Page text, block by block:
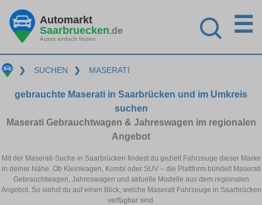
Automarkt
Saarbruecken.de
Autos einfach finden
☰
❯ SUCHEN ❯ MASERATI
gebrauchte Maserati in Saarbrücken und im Umkreis
suchen
Maserati Gebrauchtwagen & Jahreswagen im regionalen
Angebot
Mit der Maserati-Suche in Saarbrücken findest du gezielt Fahrzeuge dieser Marke
in deiner Nähe. Ob Kleinwagen, Kombi oder SUV – die Plattform bündelt Maserati
Gebrauchtwagen, Jahreswagen und aktuelle Modelle aus dem regionalen
Angebot. So siehst du auf einen Blick, welche Maserati Fahrzeuge in Saarbrücken
verfügbar sind.